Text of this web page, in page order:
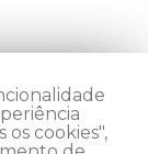
os cookies",